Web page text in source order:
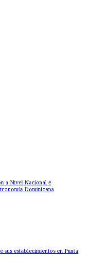
a Nivel Nacional e
Dominicana
sus establecimientos en Punta